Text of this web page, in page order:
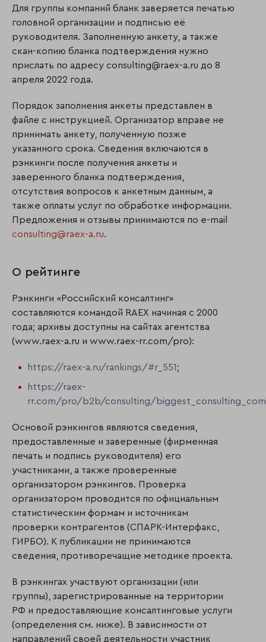
Для группы компаний бланк заверяется печатью
головной организации и подписью её
руководителя. Заполненную анкету, а также
скан-копию бланка подтверждения нужно
прислать по адресу consulting@raex-a.ru до 8
апреля 2022 года.
Порядок заполнения анкеты представлен в
файле с инструкцией. Организатор вправе не
принимать анкету, полученную позже
указанного срока. Сведения включаются в
рэнкинги после получения анкеты и
заверенного бланка подтверждения,
отсутствия вопросов к анкетным данным, а
также оплаты услуг по обработке информации.
Предложения и отзывы принимаются по e-mail
consulting@raex-a.ru.
О рейтинге
Рэнкинги «Российский консалтинг»
составляются командой RAEX начиная с 2000
года; архивы доступны на сайтах агентства
(www.raex-a.ru и www.raex-rr.com/pro):
https://raex-a.ru/rankings/#r_551 ;
https://raex-
rr.com/pro/b2b/consulting/
Основой рэнкингов являются сведения,
предоставленные и заверенные (фирменная
печать и подпись руководителя) его
участниками, а также проверенные
организатором рэнкингов. Проверка
организатором проводится по официальным
статистическим формам и источникам
проверки контрагентов (СПАРК-Интерфакс,
ГИРБО). К публикации не принимаются
сведения, противоречащие методике проекта.
В рэнкингах участвуют организации (или
группы), зарегистрированные на территории
РФ и предоставляющие консалтинговые услуги
(определения см. ниже). В зависимости от
направлений своей деятельности участник